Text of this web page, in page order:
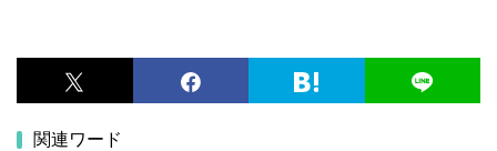
関連ワード